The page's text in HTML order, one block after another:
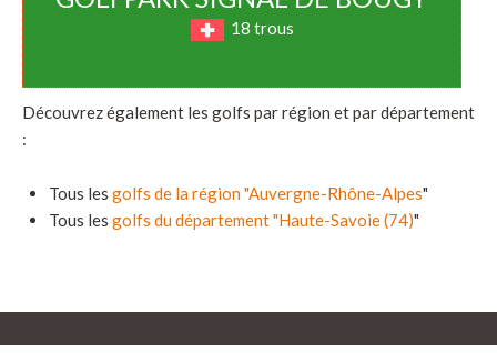
18 trous
Découvrez également les golfs par région et par département
:
Tous les golfs de la région "Auvergne-Rhône-Alpes"
Tous les golfs du département "Haute-Savoie (74)"